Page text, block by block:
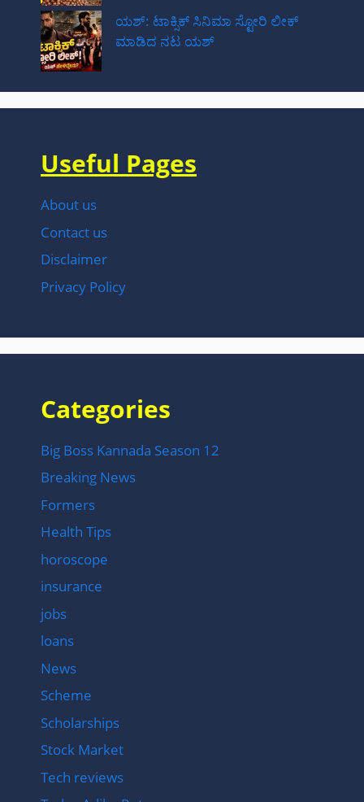
ಯಶ್: ಟಾಕ್ಸಿಕ್ ಸಿನಿಮಾ ಸ್ಟೋರಿ ಲೀಕ್
ಮಾಡಿದ ನಟ‌ ಯಶ್
Useful Pages
About us
Contact us
Disclaimer
Privacy Policy
Categories
Big Boss Kannada Season 12
Breaking News
Formers
Health Tips
horoscope
insurance
jobs
loans
News
Scheme
Scholarships
Stock Market
Tech reviews